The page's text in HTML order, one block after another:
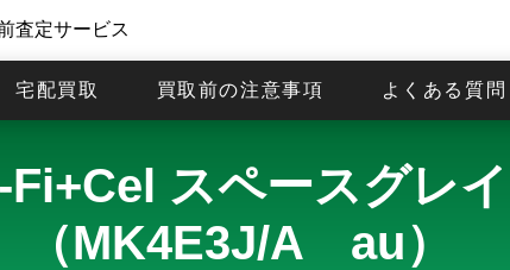
査定サービス
宅配買取 買取前の注意事項 よくある質問
スペースグレ
（MK4E3J/A au）